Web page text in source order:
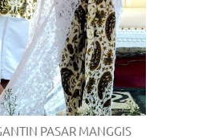
PASAR MANGGIS